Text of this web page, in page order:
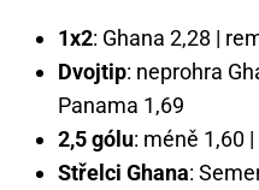
1x2: Ghana 2,28 |
Dvojtip: neprohra
Panama 1,69
2,5 gólu: méně 1,60
Střelci Ghana: